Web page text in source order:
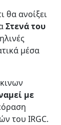
θα ανοίξει
Στενά του
μέσα
με
του IRGC.